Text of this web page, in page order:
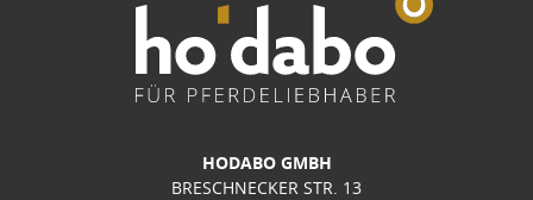
HODABO GMBH
BRESCHNECKER STR. 13